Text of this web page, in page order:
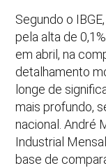
Segundo o
pela alta de
em abril, na
detalhamento
longe de
mais profundo,
nacional. André
Industrial
base de